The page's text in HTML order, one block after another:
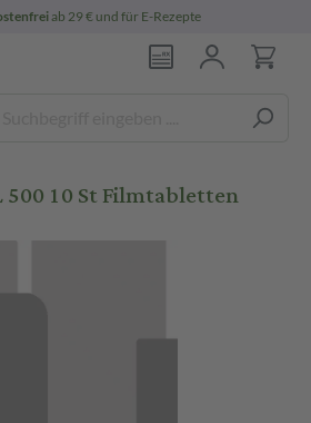
ab 29 € und für E-Rezepte
500 10 St Filmtabletten